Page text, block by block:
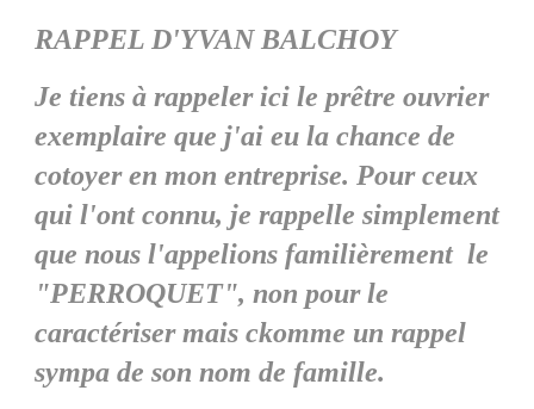
RAPPEL D'YVAN BALCHOY
Je tiens à rappeler ici le prêtre ouvrier
exemplaire que j'ai eu la chance de
cotoyer en mon entreprise. Pour ceux
qui l'ont connu, je rappelle simplement
que nous l'appelions familièrement le
"PERROQUET", non pour le
caractériser mais ckomme un rappel
sympa de son nom de famille.